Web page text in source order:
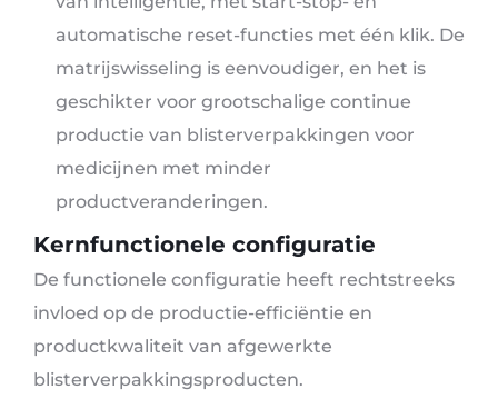
automatische reset-functies met één klik. De
matrijswisseling is eenvoudiger, en het is
geschikter voor grootschalige continue
productie van blisterverpakkingen voor
medicijnen met minder
productveranderingen.
Kernfunctionele configuratie
De functionele configuratie heeft rechtstreeks
invloed op de productie-efficiëntie en
productkwaliteit van afgewerkte
blisterverpakkingsproducten.